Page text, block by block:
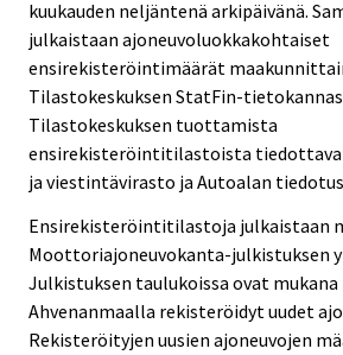
kuukauden neljäntenä arkipäivänä.
julkaistaan ajoneuvoluokkakohtaiset
ensirekisteröintimäärät
Tilastokeskuksen StatFin-
Tilastokeskuksen tuottamista
ensirekisteröintitilastoista
ja viestintävirasto ja Autoalan
Ensirekisteröintitilastoja julkaistaan
Moottoriajoneuvokanta-julkistuksen
Julkistuksen taulukoissa ovat mukana
Ahvenanmaalla rekisteröidyt uudet
Rekisteröityjen uusien ajoneuvojen